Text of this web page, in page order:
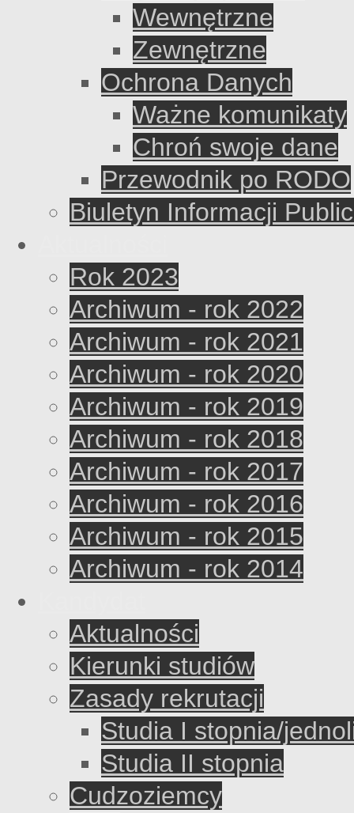
Wewnętrzne
Zewnętrzne
Ochrona Danych
Ważne komunikaty
Chroń swoje dane
Przewodnik po RODO
Biuletyn Informacji
Rok 2023
Archiwum - rok 2022
Archiwum - rok 2021
Archiwum - rok 2020
Archiwum - rok 2019
Archiwum - rok 2018
Archiwum - rok 2017
Archiwum - rok 2016
Archiwum - rok 2015
Archiwum - rok 2014
Aktualności
Kierunki studiów
Zasady rekrutacji
Studia I stopnia/
Studia II stopnia
Cudzoziemcy